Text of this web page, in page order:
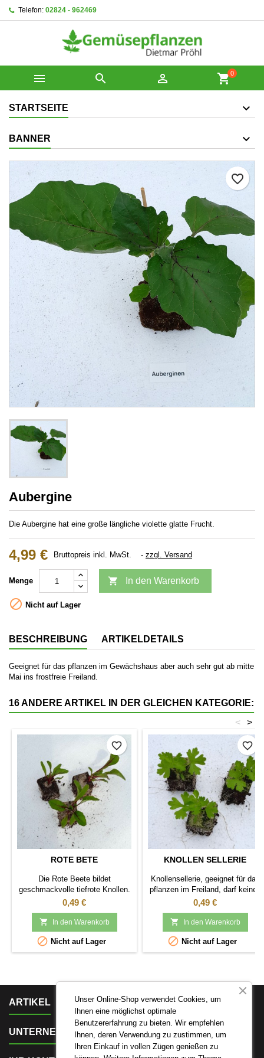
Telefon: 02824 - 962469
   shopping_cart0
STARTSEITE
BANNER
favorite_border
Aubergine
Die Aubergine hat eine große längliche violette glatte Frucht.
4,99 € Bruttopreis inkl. MwSt. zzgl. Versand
Menge  In den Warenkorb
 Nicht auf Lager
BESCHREIBUNG ARTIKELDETAILS
Geeignet für das pflanzen im Gewächshaus aber auch sehr gut ab mitte
Mai ins frostfreie Freiland.
16 ANDERE ARTIKEL IN DER GLEICHEN KATEGORIE:
>
<
ROTE BETE
Die Rote Beete bildet
geschmackvolle tiefrote Knollen.
Preis
0,49 €
 In den Warenkorb
 Nicht auf Lager
favorite_border
KNOLLEN SELLERIE
Knollensellerie, geeignet für das
pflanzen im Freiland, darf keinen
Frost haben sonst bildet sie
keine Knolle.
Preis
0,49 €
 In den Warenkorb
 Nicht auf Lager
favorite_border
ARTIKEL
UNTERNEHMEN
Unser Online-Shop verwendet Cookies, um
Ihnen eine möglichst optimale
Benutzererfahrung zu bieten. Wir empfehlen
Ihnen, deren Verwendung zu zustimmen, um
Ihren Einkauf in vollen Zügen genießen zu